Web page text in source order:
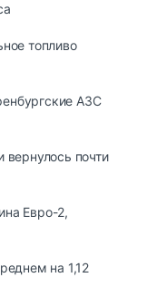
топливо
АЗС
вернулось почти
Евро-2,
на 1,12